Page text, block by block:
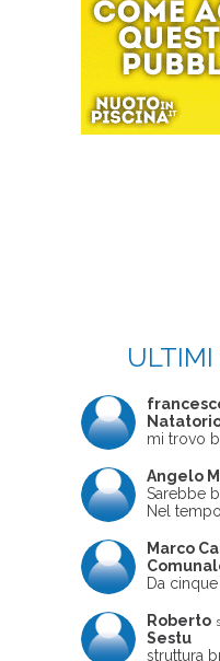
mi trovo
Angelo
Sarebbe
Nel
ne usciva
ritrovato
perché
Marco
Da
in questa
due figli
Roberto
Sestu
struttura